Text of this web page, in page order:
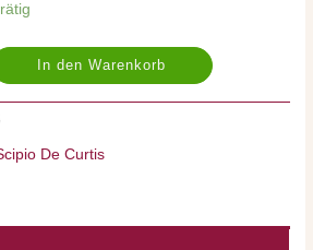
In den Warenkorb
De Curtis